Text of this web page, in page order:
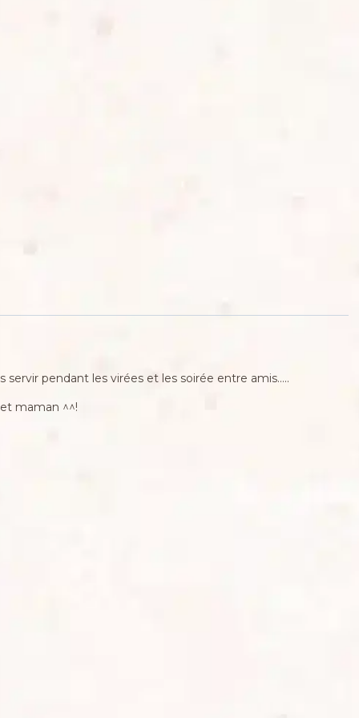
servir pendant les virées et les soirée entre amis…..
maman ^^!